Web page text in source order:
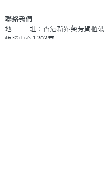
聯絡我們
地 址：香港新界葵芳貨櫃碼
恆勝中心1203室